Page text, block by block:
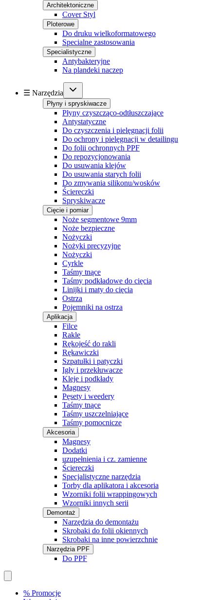
Architektoniczne
Cover Styl
Ploterowe
Do druku wielkoformatowego
Specialne zastosowania
Specialistyczne
Antybakteryjne
Na plandeki naczep
☰ Narzędzia
Płyny i spryskiwacze
Płyny czyszcząco-odtłuszczające
Antystatyczne
Do czyszczenia i pielęgnacji folii
Do ochrony i pielęgnacji w detailingu
Do folii ochronnych PPF
Do repozycjonowania
Do usuwania klejów
Do usuwania starych folii
Do zmywania silikonu/wosków
Ściereczki
Spryskiwacze
Cięcie i pomiar
Noże segmentowe 9mm
Noże bezpieczne
Nożyczki
Nożyki precyzyjne
Nożyczki
Cyrkle
Taśmy tnące
Taśmy podkładowe do cięcia
Linijki i maty do cięcia
Ostrza
Pojemniki na ostrza
Aplikacja
Filce
Rakle
Rękojeść do rakli
Rękawiczki
Szpatułki i patyczki
Igły i przekłuwacze
Kleje i podkłady
Magnesy
Pęsety i weedery
Taśmy tnące
Taśmy uszczelniające
Taśmy pomocnicze
Akcesoria
Magnesy
Dodatki
uzupełnienia i cz. zamienne
Ściereczki
Specjalistyczne narzędzia
Torby dla aplikatora i akcesoria
Wzorniki folii wrappingowych
Wzorniki innych serii
Demontaż
Narzędzia do demontażu
Skrobaki do folii okiennych
Skrobaki na inne powierzchnie
Narzędzia PPF
Do PPF
% Promocje